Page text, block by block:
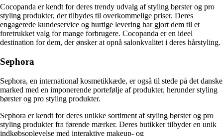
Cocopanda er kendt for deres trendy udvalg af styling børster og pro
styling produkter, der tilbydes til overkommelige priser. Deres
engagerede kundeservice og hurtige levering har gjort dem til et
foretrukket valg for mange forbrugere. Cocopanda er en ideel
destination for dem, der ønsker at opnå salonkvalitet i deres hårstyling.
Sephora
Sephora, en international kosmetikkæde, er også til stede på det danske
marked med en imponerende portefølje af produkter, herunder styling
børster og pro styling produkter.
Sephora er kendt for deres unikke sortiment af styling børster og pro
styling produkter fra førende mærker. Deres butikker tilbyder en unik
indkøbsoplevelse med interaktive makeup- og